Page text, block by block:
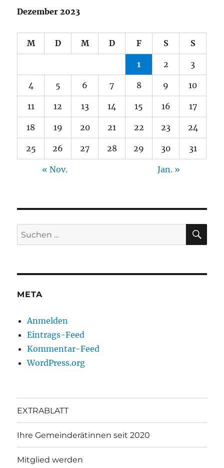
Dezember 2023
M D M D F S S
1 2 3
4 5 6 7 8 9 10
11 12 13 14 15 16 17
18 19 20 21 22 23 24
25 26 27 28 29 30 31
« Nov. Jan. »
Suche
nach:
META
Anmelden
Eintrags-Feed
Kommentar-Feed
WordPress.org
EXTRABLATT
Ihre Gemeinderätinnen seit 2020
Mitglied werden